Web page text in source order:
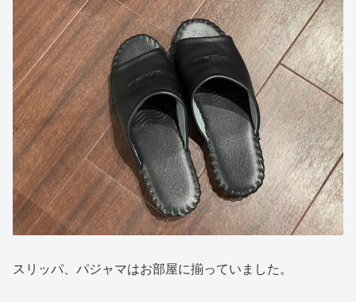
スリッパ、パジャマはお部屋に揃っていました。